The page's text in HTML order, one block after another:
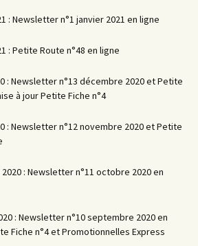
: Newsletter n°1 janvier 2021 en ligne
: Petite Route n°48 en ligne
: Newsletter n°13 décembre 2020 et Petite
à jour Petite Fiche n°4
: Newsletter n°12 novembre 2020 et Petite
: Newsletter n°11 octobre 2020 en
: Newsletter n°10 septembre 2020 en
Fiche n°4 et Promotionnelles Express